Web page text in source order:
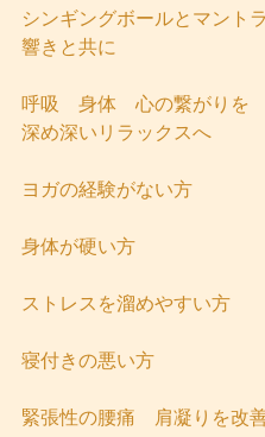
シンギングボールとマント
響きと共に
呼吸　身体　心の繋がりを
深め深いリラックスへ
ヨガの経験がない方
身体が硬い方
ストレスを溜めやすい方
寝付きの悪い方
緊張性の腰痛　肩凝りを改